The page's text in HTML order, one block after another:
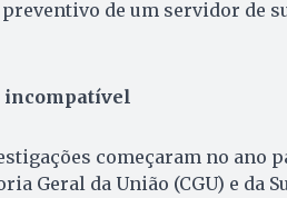
de um servidor de
incompatível
começaram no ano
Geral da União (CGU) e da